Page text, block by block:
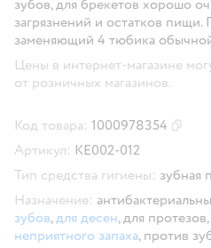
зубов, для брекетов хорошо
загрязнений и остатков пищи.
заменяющий 4 тюбика
Цены в интернет-магазине
от розничных магазинов.
Код товара: 1000978354
Артикул: КЕ002-012
Тип средства гигиены: зубная
Назначение:
зубов,для десен,для протезов,
неприятного запаха, против